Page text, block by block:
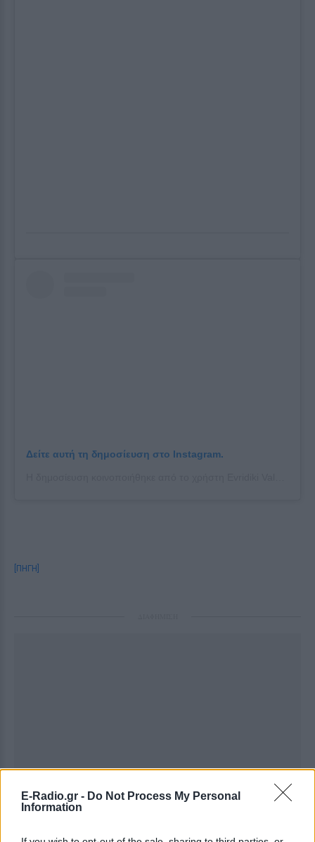
E-Radio.gr - Do Not Process My Personal
Information
Δείτε αυτή τη δημοσίευση στο Instagram.
[ΠΗΓΗ]